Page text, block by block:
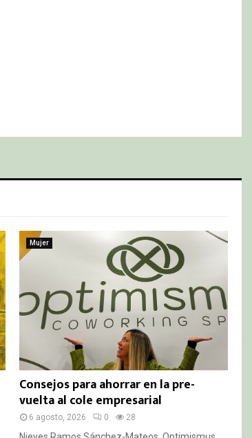
Mujer
Consejos para ahorrar en la pre-
vuelta al cole empresarial
6 agosto, 2026 0 28